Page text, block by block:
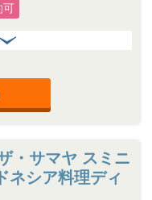
可
・サマヤ スミニ
ネシア料理ディ